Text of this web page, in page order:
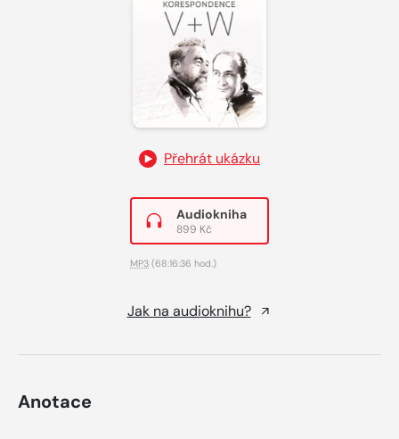
Přehrát ukázku
Audiokniha
899 Kč
MP3 (68:16:36 hod.)
Jak na audioknihu?
Anotace